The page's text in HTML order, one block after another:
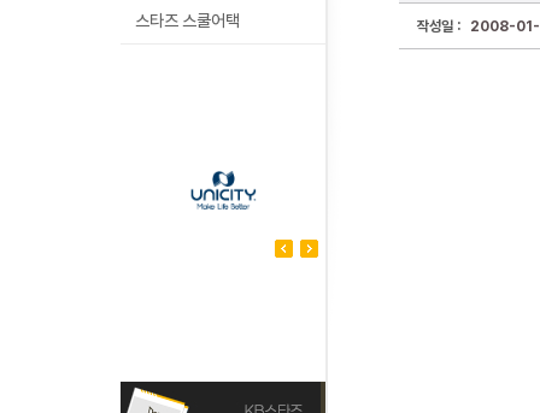
스타즈 스쿨어택 작성일 : 2008-